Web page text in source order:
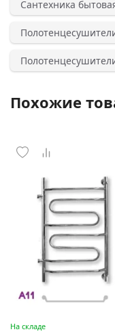
Сантехника
Похожие
На складе